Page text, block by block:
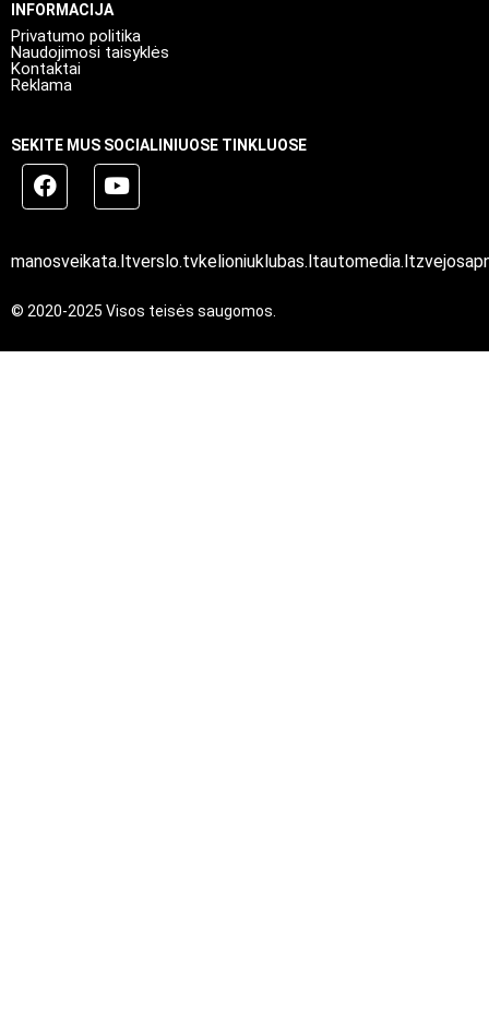
INFORMACIJA
Privatumo politika
Naudojimosi taisyklės
Kontaktai
Reklama
SEKITE MUS SOCIALINIUOSE TINKLUOSE
manosveikata.ltverslo.tvkelioniuklubas.ltautomedia.lt
© 2020-2025 Visos teisės saugomos.